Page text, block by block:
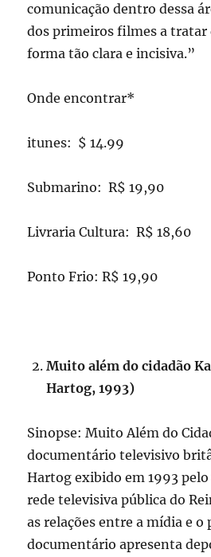
comunicação dentro dessa
dos primeiros filmes a tratar
forma tão clara e incisiva.”
Onde encontrar*
itunes: $ 14.99
Submarino: R$ 19,90
Livraria Cultura: R$ 18,60
Ponto Frio: R$ 19,90
Muito além do cidadão
Hartog, 1993)
Sinopse: Muito Além do
documentário televisivo
Hartog exibido em 1993
rede televisiva pública do
as relações entre a mídia e o
documentário apresenta